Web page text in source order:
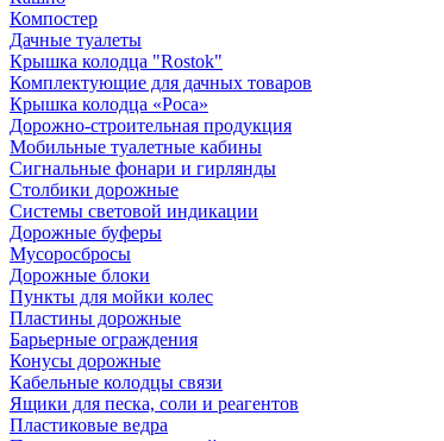
Компостер
Дачные туалеты
Крышка колодца "Rostok"
Комплектующие для дачных товаров
Крышка колодца «Роса»
Дорожно-строительная продукция
Мобильные туалетные кабины
Сигнальные фонари и гирлянды
Столбики дорожные
Системы световой индикации
Дорожные буферы
Мусоросбросы
Дорожные блоки
Пункты для мойки колес
Пластины дорожные
Барьерные ограждения
Конусы дорожные
Кабельные колодцы связи
Ящики для песка, соли и реагентов
Пластиковые ведра